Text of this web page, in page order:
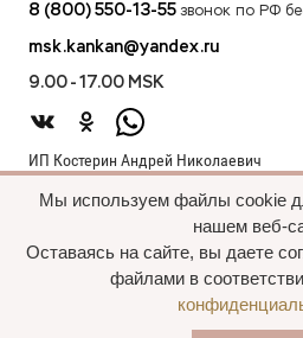
8 (800) 550-13-55 звонок по РФ
msk.kankan@yandex.ru
9.00 - 17.00 MSK
ИП Костерин Андрей Николаевич
440012, проезд 2-й Лиственный д.20
Мы используем файлы cookie
нашем веб-
Оставаясь на сайте, вы даете
файлами в
Все права